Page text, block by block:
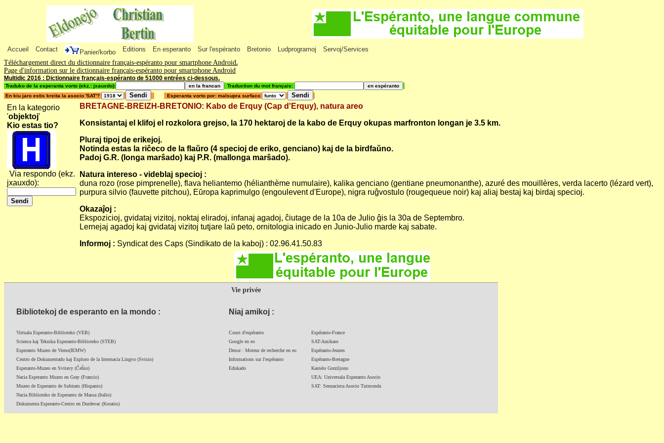
Accueil Contact Panier/korbo Editions En esperanto Sur l'espéranto Bretonio Ludprogramoj
Servoj/Services
Téléchargement direct du dictionnaire français-espéranto pour smartphone Android.
Page d'information sur le dictionnaire français-espéranto pour smartphone Android
Multidic 2016 : Dictionnaire français-espéranto de 51000 entrées ci-dessous.
Traduko de la esperanta vorto (ekz.: jxauxdo):
Traduction du mot français:
En kiu jaro estis kreita la asocio 'SAT'?
Esperanta vorto por: malsupra surfaco
En la kategorio
'objektoj'
Kio estas tio?
Via respondo (ekz.
jxauxdo):
BRETAGNE-BREIZH-BRETONIO: Kabo de Erquy (Cap d'Erquy), natura areo
Konsistantaj el klifoj el rozkolora grejso, la 170 hektaroj de la kabo de Erquy okupas marfronton longan je 3.5 km.
Pluraj tipoj de erikejoj.
Notinda estas la riĉeco de la flaŭro (4 specioj de eriko, genciano) kaj de la birdfaŭno.
Padoj G.R. (longa marŝado) kaj P.R. (mallonga marŝado).
Natura intereso - videblaj specioj :
duna rozo (rose pimprenelle), flava heliantemo (hélianthème numulaire), kalika genciano (gentiane pneumonanthe), azuré des mouillères, verda lacerto (lézard vert),
purpura silvio (fauvette pitchou), Eŭropa kaprimulgo (engoulevent d'Europe), nigra ruĝvostulo (rougequeue noir) kaj aliaj bestaj kaj birdaj specioj.
Okazaĵoj :
Ekspozicioj, gvidataj vizitoj, noktaj eliradoj, infanaj agadoj, ĉiutage de la 10a de Julio ĝis la 30a de Septembro.
Lernejaj agadoj kaj gvidataj vizitoj tutjare laŭ peto, ornitologia inicado en Junio-Julio marde kaj sabate.
Informoj : Syndicat des Caps (Sindikato de la kaboj) : 02.96.41.50.83
Vie privée
Bibliotekoj de esperanto en la mondo :
Virtuala Esperanto-Biblioteko (VEB)
Scienca kaj Teknika Esperanto-Biblioteko (STEB)
Esperanto Muzeo de Vieno(IEMW)
Centro de Dokumentado kaj Esploro de la Internacia Lingvo (Svisio)
Esperanto-Muzeo en Svitavy (Ĉeĥio)
Nacia Esperanto Muzeo en Gray (Francio)
Muzeo de Esperanto de Subirats (Hispanio)
Nacia Biblioteko de Esperanto de Massa (Italio)
Dokumenta Esperanto-Centro en Durdevac (Kroatio)
Niaj amikoj :
Cours d'espéranto
Google en eo
Dmoz : Moteur de recherche en eo
Informations sur l'espéranto
Edukado
Espéranto-France
SAT-Amikaro
Espéranto-Jeunes
Espéranto-Bretagne
Kastelo Greziljono
UEA: Universala Esperanto Asocio
SAT: Sennacieca Asocio Tutmonda